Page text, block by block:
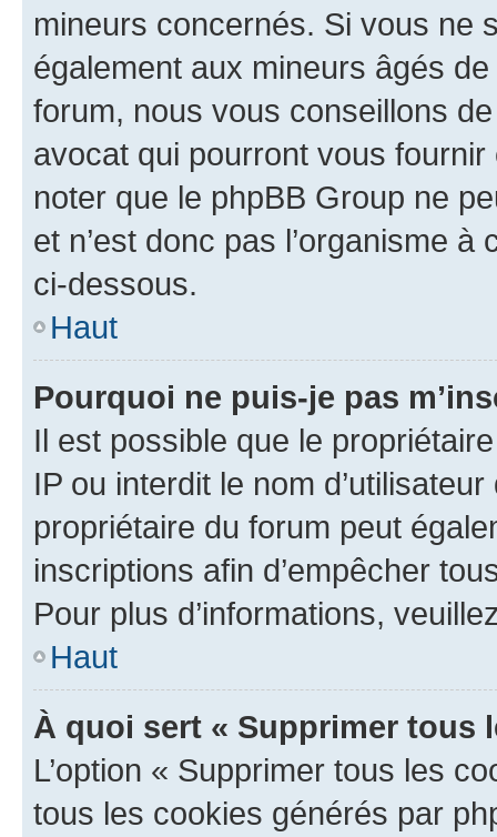
mineurs concernés. Si vous ne
également aux mineurs âgés
forum, nous vous conseillons
avocat qui pourront vous
noter que le phpBB Group ne
et n’est donc pas l’organisme
ci-dessous.
Haut
Pourquoi ne puis-je pas
Il est possible que le
IP ou interdit le nom
propriétaire du forum peut
inscriptions afin d’empêcher
Pour plus d’informations,
Haut
À quoi sert « Supprimer tous
L’option « Supprimer tous les
tous les cookies générés par